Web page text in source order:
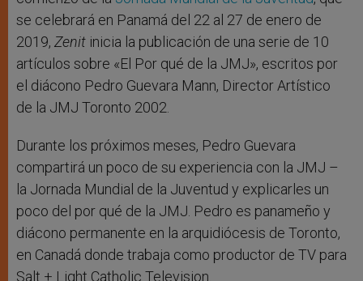
se celebrará en Panamá del 22 al 27 de enero de
2019, Zenit inicia la publicación de una serie de 10
artículos sobre «El Por qué de la JMJ», escritos por
el diácono Pedro Guevara Mann, Director Artístico
de la JMJ Toronto 2002.
Durante los próximos meses, Pedro Guevara
compartirá un poco de su experiencia con la JMJ –
la Jornada Mundial de la Juventud y explicarles un
poco del por qué de la JMJ. Pedro es panameño y
diácono permanente en la arquidiócesis de Toronto,
en Canadá donde trabaja como productor de TV para
Salt + Light Catholic Television.